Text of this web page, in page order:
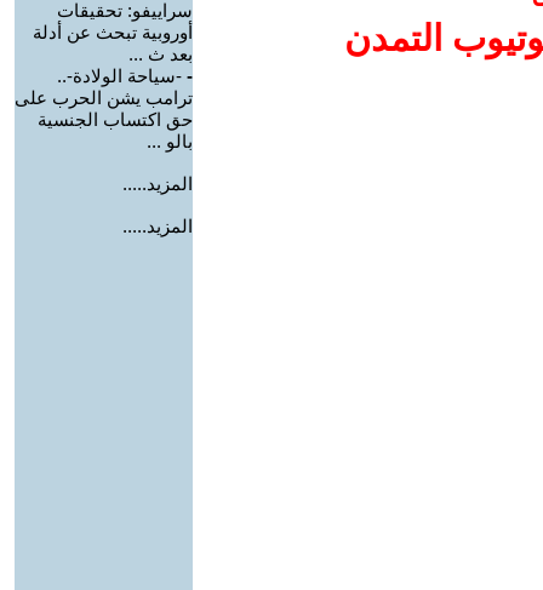
التمدن
سراييفو: تحقيقات
أوروبية تبحث عن أدلة
بعد ث ...
- -سياحة الولادة-..
ترامب يشن الحرب على
حق اكتساب الجنسية
بالو ...
المزيد.....
المزيد.....